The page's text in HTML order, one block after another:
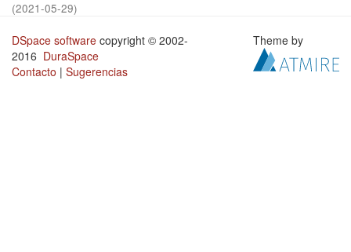
(2021-05-29)
DSpace software copyright © 2002-
2016 DuraSpace
Contacto | Sugerencias
Theme by